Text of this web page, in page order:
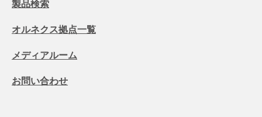
製品検索
オルネクス拠点一覧
メディアルーム
お問い合わせ